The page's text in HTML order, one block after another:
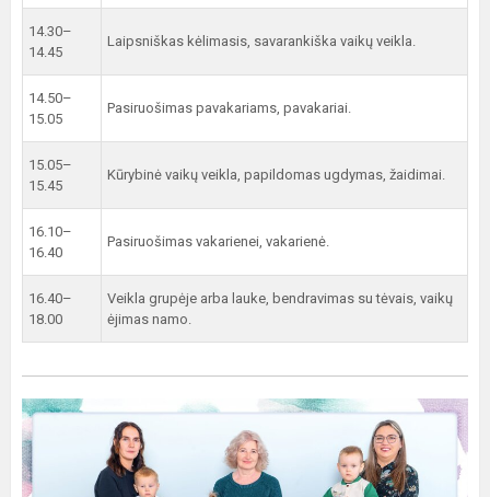
14.30–
14.45
Laipsniškas kėlimasis, savarankiška vaikų veikla.
14.50–
15.05
Pasiruošimas pavakariams, pavakariai.
15.05–
15.45
Kūrybinė vaikų veikla, papildomas ugdymas, žaidimai.
16.10–
16.40
Pasiruošimas vakarienei, vakarienė.
16.40–
18.00
Veikla grupėje arba lauke, bendravimas su tėvais, vaikų
ėjimas namo.